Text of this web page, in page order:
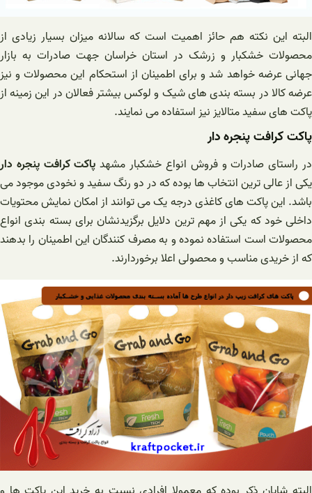
البته این نکته هم حائز اهمیت است که سالانه میزان بسیار زیادی از
محصولات خشکبار و زرشک در استان خراسان جهت صادرات به بازار
جهانی عرضه خواهد شد و برای اطمینان از استحکام این محصولات و نیز
عرضه کالا در بسته بندی های شیک و لوکس بیشتر فعالان در این زمینه از
پاکت های سفید متالایز نیز استفاده می نمایند.
پاکت کرافت پنجره دار
در راستای صادرات و فروش انواع خشکبار مشهد پاکت کرافت پنجره دار
یکی از عالی ترین انتخاب ها بوده که در دو رنگ سفید و نخودی موجود می
باشد. این پاکت های کاغذی درجه یک می توانند از امکان نمایش محتویات
داخلی خود که یکی از مهم ترین دلایل برگزیدنشان برای بسته بندی انواع
محصولات است استفاده نموده و به مصرف کنندگان این اطمینان را بدهند
که از خریدی مناسب و محصولی اعلا برخوردارند.